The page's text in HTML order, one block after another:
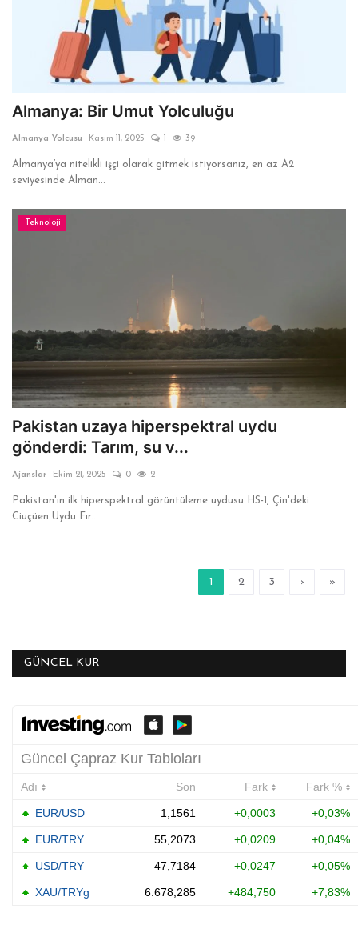
Almanya: Bir Umut Yolculuğu
Almanya Yolcusu Kasım 11, 2025 39
Almanya’ya nitelikli işçi olarak gitmek istiyorsanız, en az A2
seviyesinde Alman...
Teknoloji
Pakistan uzaya hiperspektral uydu
gönderdi: Tarım, su v...
Ajanslar Ekim 21, 2025 0 2
Pakistan'ın ilk hiperspektral görüntüleme uydusu HS-1, Çin'deki
Ciuçüen Uydu Fır...
1 2 3 › »
GÜNCEL KUR